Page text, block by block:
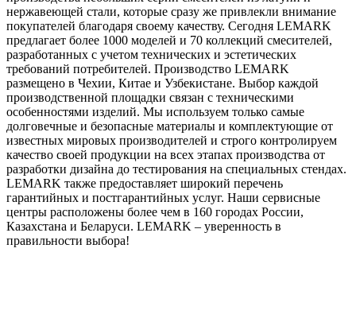
нержавеющей стали, которые сразу же привлекли внимание
покупателей благодаря своему качеству. Сегодня LEMARK
предлагает более 1000 моделей и 70 коллекций смесителей,
разработанных с учетом технических и эстетических
требований потребителей. Производство LEMARK
размещено в Чехии, Китае и Узбекистане. Выбор каждой
производственной площадки связан с техническими
особенностями изделий. Мы используем только самые
долговечные и безопасные материалы и комплектующие от
известных мировых производителей и строго контролируем
качество своей продукции на всех этапах производства от
разработки дизайна до тестирования на специальных стендах.
LEMARK также предоставляет широкий перечень
гарантийных и постгарантийных услуг. Наши сервисные
центры расположены более чем в 160 городах России,
Казахстана и Беларуси. LEMARK – уверенность в
правильности выбора!